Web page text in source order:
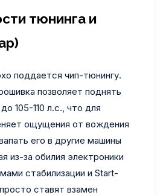
тюнинга и
поддается чип-тюнингу.
позволяет поднять
105-110 л.с., что для
ощущения от вождения
его в другие машины
из-за обилия электроники
стабилизации и Start-
ставят взамен